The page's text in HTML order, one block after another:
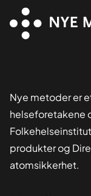
Nye metoder er
helseforetakene
produkter og
atomsikkerhet.